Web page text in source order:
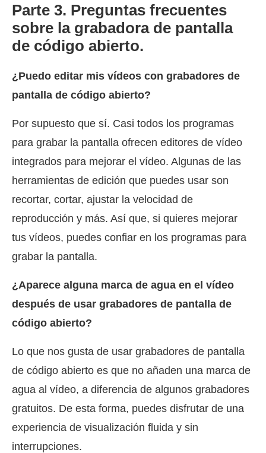
Parte 3. Preguntas frecuentes
sobre la grabadora de pantalla
de código abierto.
¿Puedo editar mis vídeos con grabadores de
pantalla de código abierto?
Por supuesto que sí. Casi todos los programas
para grabar la pantalla ofrecen editores de vídeo
integrados para mejorar el vídeo. Algunas de las
herramientas de edición que puedes usar son
recortar, cortar, ajustar la velocidad de
reproducción y más. Así que, si quieres mejorar
tus vídeos, puedes confiar en los programas para
grabar la pantalla.
¿Aparece alguna marca de agua en el vídeo
después de usar grabadores de pantalla de
código abierto?
Lo que nos gusta de usar grabadores de pantalla
de código abierto es que no añaden una marca de
agua al vídeo, a diferencia de algunos grabadores
gratuitos. De esta forma, puedes disfrutar de una
experiencia de visualización fluida y sin
interrupciones.